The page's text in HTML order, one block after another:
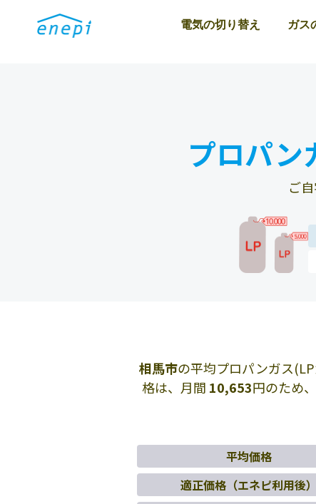
電気の切り替え ガス
プロパン
ご
相馬市の平均プロパンガス
格は、月間 10,653円のため
平均価格
適正価格（エネピ利用後）